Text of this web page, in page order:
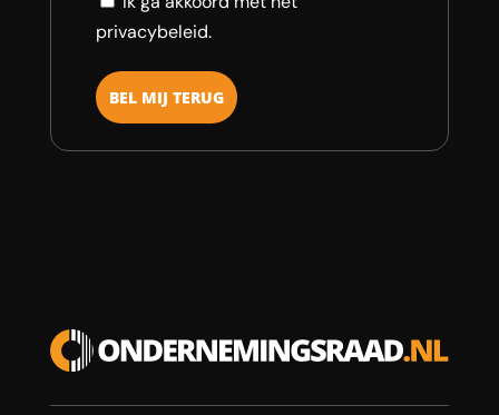
privacybeleid.